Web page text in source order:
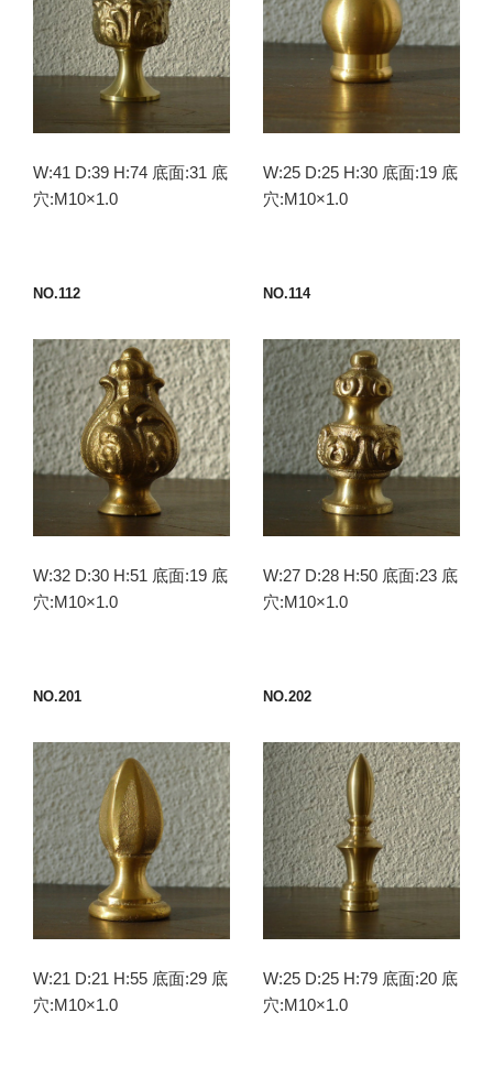
W:41 D:39 H:74 底面:31 底
穴:M10×1.0
W:25 D:25 H:30 底面:19 底
穴:M10×1.0
NO.112
W:32 D:30 H:51 底面:19 底
穴:M10×1.0
NO.114
W:27 D:28 H:50 底面:23 底
穴:M10×1.0
NO.201
W:21 D:21 H:55 底面:29 底
穴:M10×1.0
NO.202
W:25 D:25 H:79 底面:20 底
穴:M10×1.0